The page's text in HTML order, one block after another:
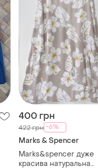
400 грн
422 грн -6%
Marks & Spencer
Marks&spencer дуже
красива натуральна